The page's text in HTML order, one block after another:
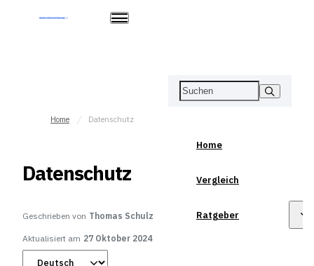
Home
Vergleich
Ratgeber
Home Datenschutz
Datenschutz
Geschrieben von Thomas Schulz
Aktualisiert am 27 Oktober 2024